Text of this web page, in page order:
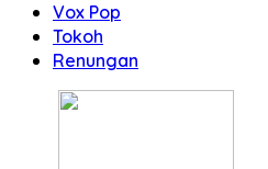
Vox Pop
Tokoh
Renungan